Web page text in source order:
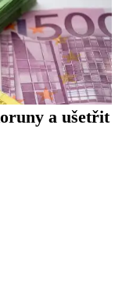
a ušetřit